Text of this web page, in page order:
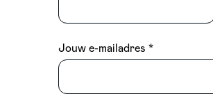
Jouw e-mailadres